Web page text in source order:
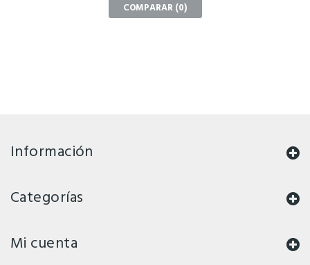
COMPARAR (0)
Información
Categorías
Mi cuenta